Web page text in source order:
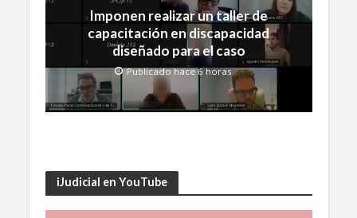
Imponen realizar un taller de
capacitación en discapacidad
diseñado para el caso
Publicado hace 6 horas
iJudicial en YouTube